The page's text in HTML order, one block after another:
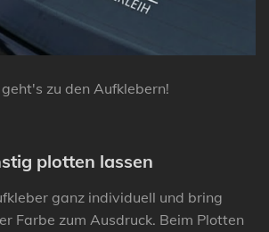
zu den Aufklebern!
plotten lassen
ganz individuell und bring
Farbe zum Ausdruck. Beim Plotten